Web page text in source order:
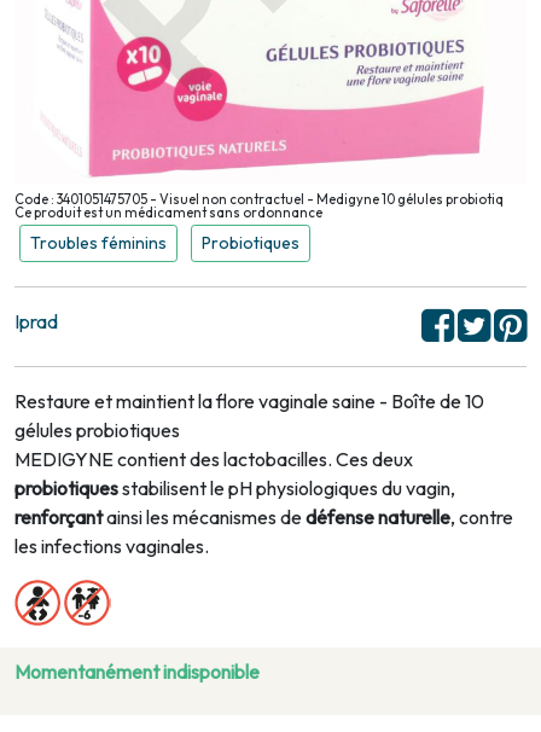
Code : 3401051475705 - Visuel non contractuel - Medigyne 10 gélules probiotiq
Ce produit est un médicament sans ordonnance
Troubles féminins Probiotiques
Iprad
Restaure et maintient la flore vaginale saine - Boîte de 10
gélules probiotiques
MEDIGYNE contient des lactobacilles. Ces deux
probiotiquesstabilisent le pH physiologiques du vagin,
renforçantainsi les mécanismes dedéfense naturelle, contre
les infections vaginales.
Momentanément indisponible